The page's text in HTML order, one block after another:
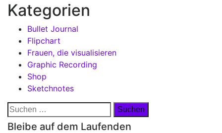
Kategorien
Bullet Journal
Flipchart
Frauen, die visualisieren
Graphic Recording
Shop
Sketchnotes
Suchen
nach:
Bleibe auf dem Laufenden